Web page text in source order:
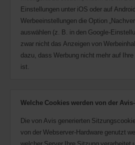
Einstellungen unter iOS oder auf
Werbeeinstellungen die Option
auswählen (z. B. in den Google-
zwar nicht das Anzeigen von
dazu, dass Werbung nicht mehr auf
ist.
Welche Cookies werden von der
Die von Avis generierten
von der Webserver-Hardware genutzt